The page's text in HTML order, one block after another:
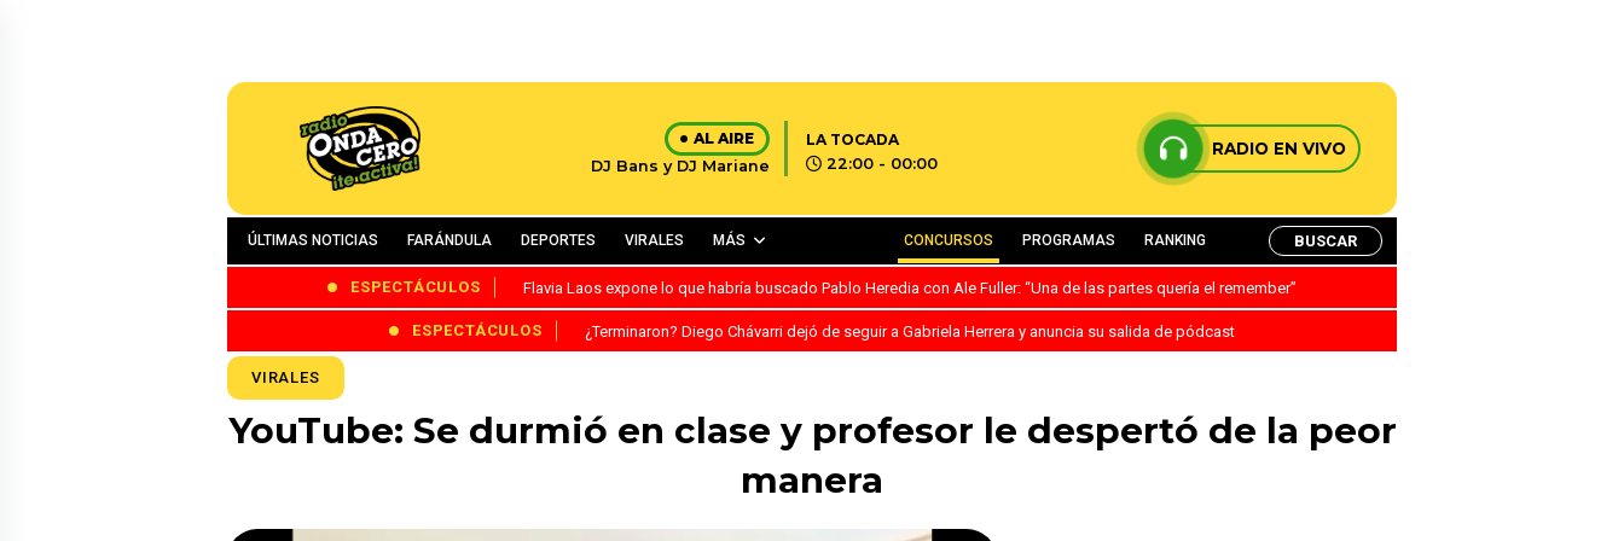
AL AIRE
DJ Bans y DJ Mariane
LA TOCADA
22:00 - 00:00
RADIO EN VIVO
ÚLTIMAS NOTICIAS FARÁNDULA DEPORTES VIRALES MÁS CONCURSOS PROGRAMAS RANKING BUSCAR
ESPECTÁCULOS Flavia Laos expone lo que habría buscado Pablo Heredia con Ale Fuller: “Una de las partes quería el remember”
ESPECTÁCULOS ¿Terminaron? Diego Chávarri dejó de seguir a Gabriela Herrera y anuncia su salida de pódcast
VIRALES
YouTube: Se durmió en clase y profesor le despertó de la peor
manera